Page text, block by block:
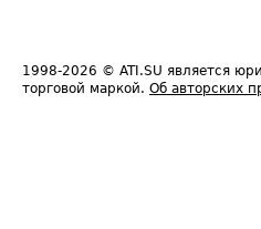
1998-2026 © ATI.SU является
торговой маркой. Об авторских